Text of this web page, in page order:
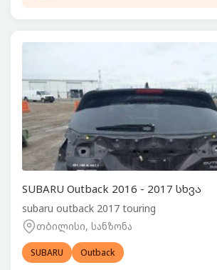
SUBARU Outback 2016 - 2017 სხვა
subaru outback 2017 touring
თბილისი, სანზონა
SUBARU Outback